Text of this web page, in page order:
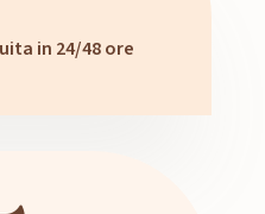
in 24/48 ore